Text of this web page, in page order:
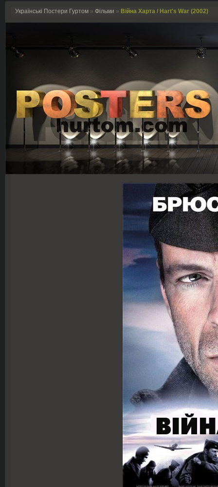
Українські Постери Гуртом » Фільми » Війна Харта / Hart's War (2002)